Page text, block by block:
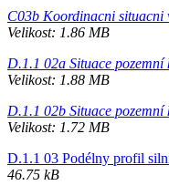
C03b Koordinacni situacni
Velikost: 1.86 MB
D.1.1 02a Situace pozemní
Velikost: 1.88 MB
D.1.1 02b Situace pozemní
Velikost: 1.72 MB
D.1.1 03 Podélny profil
46.75 kB